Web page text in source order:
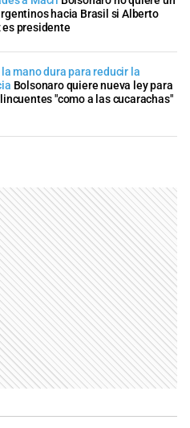
hacia Brasil si Alberto
es presidente
mano dura para reducir la
Bolsonaro quiere nueva ley para
"como a las cucarachas"